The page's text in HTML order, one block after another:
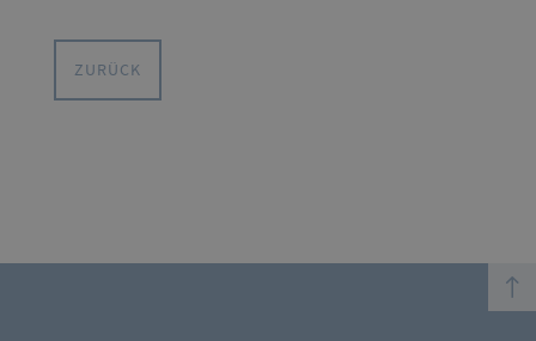
ZURÜCK
top